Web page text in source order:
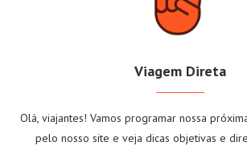
Viagem Direta
Olá, viajantes! Vamos programar nossa
pelo nosso site e veja dicas objetivas e